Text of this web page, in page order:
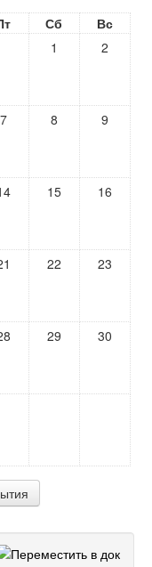
Сб
Вс
1
2
7 8 9
15 16
22 23
29 30